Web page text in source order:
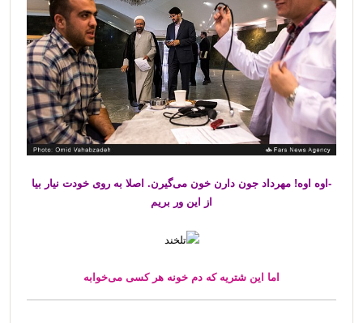
-اوه اوه! مهرداد جون دارن خون می‌گیرن. اصلا به روی خودت نیار بیا
از این ور بریم
اما این شتریه که دم خونه هر کسی می‌خوابه